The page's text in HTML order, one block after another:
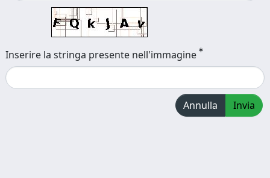
Inserire la stringa presente nell'immagine
Annulla Invia